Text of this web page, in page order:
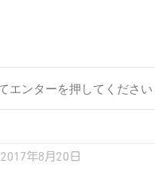
2017年8月20日